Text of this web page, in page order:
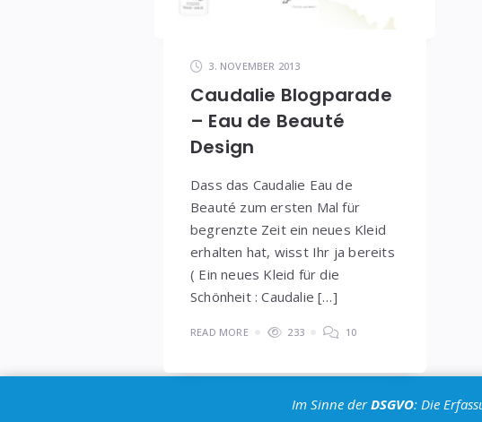
3. NOVEMBER 2013
Caudalie Blogparade
– Eau de Beauté
Design
Dass das Caudalie Eau de
Beauté zum ersten Mal für
begrenzte Zeit ein neues Kleid
erhalten hat, wisst Ihr ja bereits
( Ein neues Kleid für die
Schönheit : Caudalie […]
READ MORE 233 10
Im Sinne derDSGVO: Die